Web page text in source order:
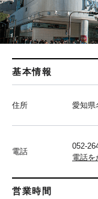
基本情報
住所 愛知県
電話
052-
電話を
営業時間